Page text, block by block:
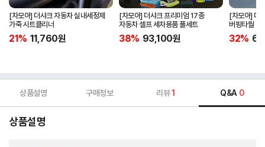
[차모아] 더샤크 자동차 실내세정제
가죽 시트클리너
21% 11,760원
[차모아] 더샤크 프리미엄 17종
자동차 셀프 세차용품 풀세트
38% 93,100원
[차모아] 더
버핑타월
32%
상품설명 구매정보 리뷰1 Q&A 0
상품설명